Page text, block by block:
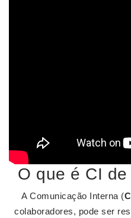
O que é CI
A Comunicação Interna (
colaboradores, pode ser